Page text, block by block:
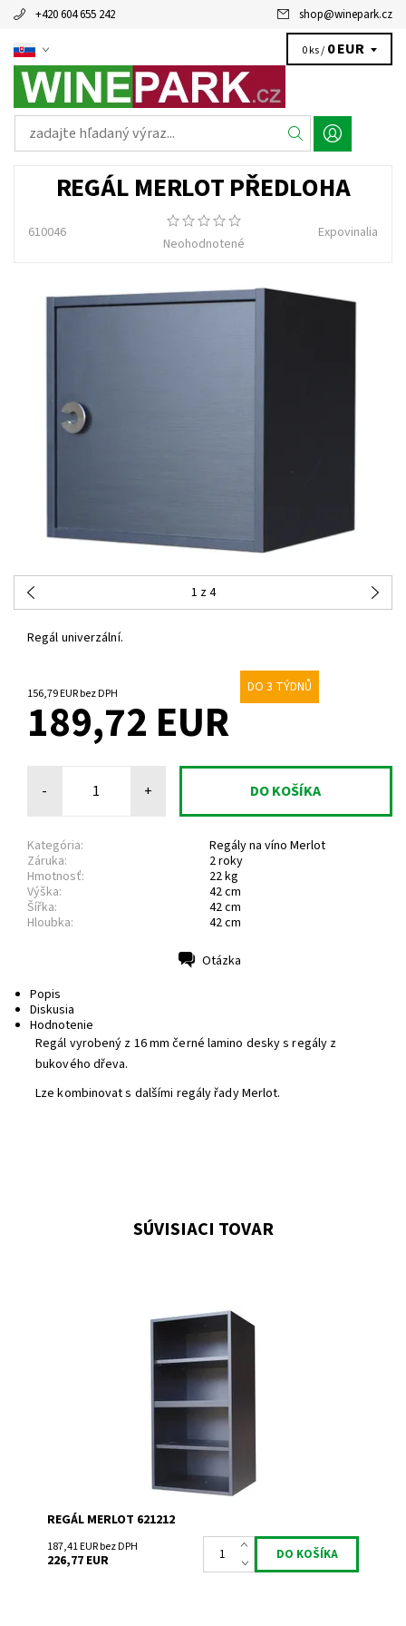
+420 604 655 242 shop@winepark.cz
0 ks / 0 EUR
REGÁL MERLOT PŘEDLOHA
610046
Neohodnotené
Expovinalia
1 z 4
Regál univerzální.
156,79 EUR bez DPH DO 3 TÝDNŮ
189,72 EUR
- +
Kategória:
Regály na víno Merlot
Záruka:
2 roky
Hmotnosť:
22 kg
Výška:
42 cm
Šířka:
42 cm
Hloubka:
42 cm
Otázka
Popis
Diskusia
Hodnotenie
Regál vyrobený z 16 mm černé lamino desky s regály z
bukového dřeva.
Lze kombinovat s dalšími regály řady Merlot.
SÚVISIACI TOVAR
Do 3 týdnů
2 roky
REGÁL MERLOT 621212
187,41 EUR bez DPH
226,77 EUR